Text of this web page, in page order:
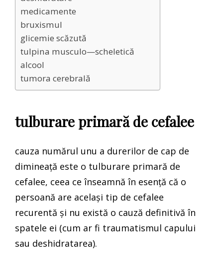
medicamente
bruxismul
glicemie scăzută
tulpina musculo—scheletică
alcool
tumora cerebrală
tulburare primară de cefalee
cauza numărul unu a durerilor de cap de
dimineață este o tulburare primară de
cefalee, ceea ce înseamnă în esență că o
persoană are același tip de cefalee
recurentă și nu există o cauză definitivă în
spatele ei (cum ar fi traumatismul capului
sau deshidratarea).